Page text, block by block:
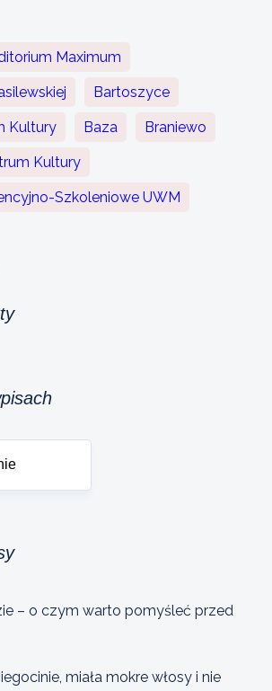
Maximum
Bartoszyce
Kultury Baza Braniewo
Kultury
Szkoleniowe UWM
– o czym warto pomyśleć przed
miała mokre włosy i nie